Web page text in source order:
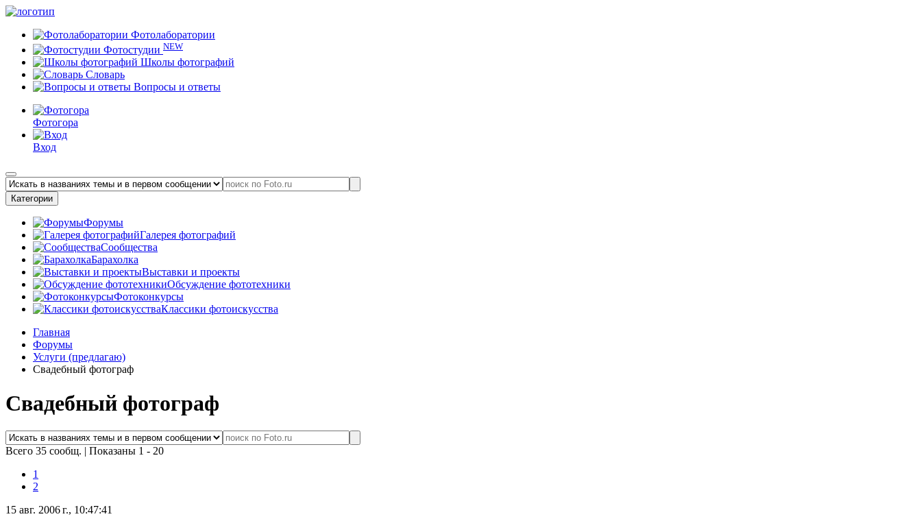
Фотолаборатории
Фотостудии NEW
Школы фотографий
Словарь
Вопросы и ответы
Фотогора
Вход
Категории
Форумы
Галерея фотографий
Сообщества
Барахолка
Выставки и проекты
Обсуждение фототехники
Фотоконкурсы
Классики фотоискусства
Главная
Форумы
Услуги (предлагаю)
Свадебный фотограф
Свадебный фотограф
Всего 35 сообщ. | Показаны 1 - 20
1
2
15 авг. 2006 г., 10:47:41